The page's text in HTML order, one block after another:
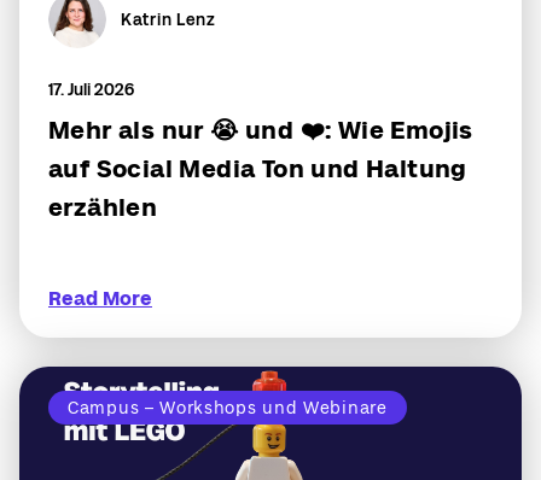
Katrin Lenz
17. Juli 2026
Mehr als nur 😭 und ❤️: Wie Emojis
auf Social Media Ton und Haltung
erzählen
Read More
Campus – Workshops und Webinare